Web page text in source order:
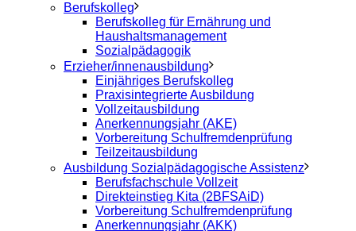
Berufskolleg
Berufskolleg für Ernährung und
Haushaltsmanagement
Sozialpädagogik
Erzieher/innenausbildung
Einjähriges Berufskolleg
Praxisintegrierte Ausbildung
Vollzeitausbildung
Anerkennungsjahr (AKE)
Vorbereitung Schulfremdenprüfung
Teilzeitausbildung
Ausbildung Sozialpädagogische Assistenz
Berufsfachschule Vollzeit
Direkteinstieg Kita (2BFSAiD)
Vorbereitung Schulfremdenprüfung
Anerkennungsjahr (AKK)